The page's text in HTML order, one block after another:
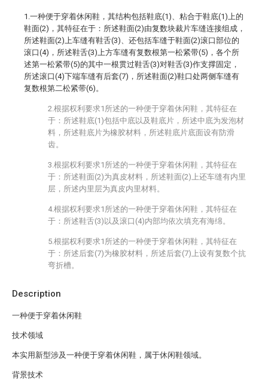
Description
一种便于穿着休闲鞋
技术领域
本实用新型涉及一种便于穿着休闲鞋，属于休闲鞋领域。
背景技术
1.一种便于穿着休闲鞋，其结构包括鞋底(1)、粘合于鞋底(1)上的
鞋面(2)，其特征在于：所述鞋面(2)由复数块裁片车缝连接组成，
所述鞋面(2)上车缝有鞋舌(3)、还包括车缝于鞋面(2)滚口部位的
滚口(4)，所述鞋舌(3)上方车缝有复数根第一松紧带(5)，各个所
述第一松紧带(5)的其中一根贯过鞋舌(3)对鞋舌(3)作支撑固定，
所述滚口(4)下端车缝有后套(7)，所述鞋面(2)鞋口处两侧车缝有
复数根第二松紧带(6)。
2.根据权利要求1所述的一种便于穿着休闲鞋，其特征在
于：所述鞋底(1)包括中底以及鞋底片，所述中底为发泡材
料，所述鞋底片为橡胶材料，所述鞋底片底面设有防滑
齿。
3.根据权利要求1所述的一种便于穿着休闲鞋，其特征在
于：所述鞋面(2)为真皮材料，所述鞋面(2)上还车缝有内里
层，所述内里层为真皮内里材料。
4.根据权利要求1所述的一种便于穿着休闲鞋，其特征在
于：所述鞋舌(3)以及滚口(4)内部均依次填充有海绵。
5.根据权利要求1所述的一种便于穿着休闲鞋，其特征在
于：所述后套(7)为橡胶材料，所述后套(7)上设有复数个抗
弯折槽。